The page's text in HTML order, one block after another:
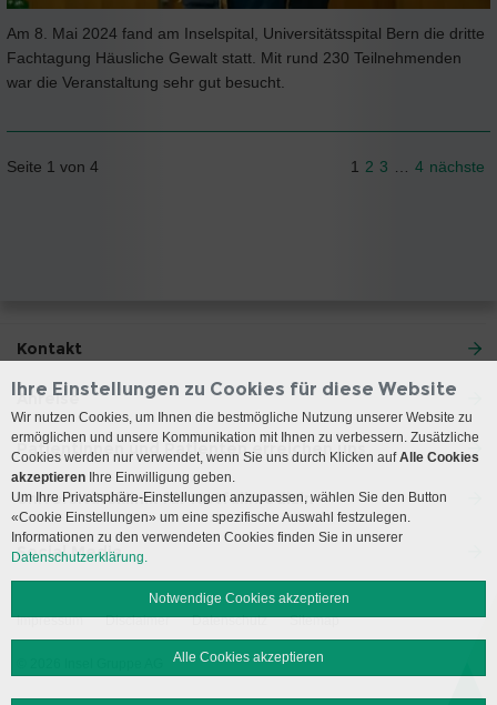
Am 8. Mai 2024 fand am Inselspital, Universitätsspital Bern die dritte
Fachtagung Häusliche Gewalt statt. Mit rund 230 Teilnehmenden
war die Veranstaltung sehr gut besucht.
Seite 1 von 4 1 2 3 … 4 nächste
Kontakt
Anreise
Patientinnen und Patienten erreichen uns
Universitätsklinik für Notfallmedizin
Social Media
Impressum Disclaimer Datenschutz Sitemap
Ihre Einstellungen zu Cookies für diese Website
Wir nutzen Cookies, um Ihnen die bestmögliche Nutzung unserer Website zu
ermöglichen und unsere Kommunikation mit Ihnen zu verbessern. Zusätzliche
Cookies werden nur verwendet, wenn Sie uns durch Klicken aufAlle Cookies
akzeptieren Ihre Einwilligung geben.
Um Ihre Privatsphäre-Einstellungen anzupassen, wählen Sie den Button
«Cookie Einstellungen» um eine spezifische Auswahl festzulegen.
Informationen zu den verwendeten Cookies finden Sie in unserer
Datenschutzerklärung.
Notwendige Cookies akzeptieren
Alle Cookies akzeptieren